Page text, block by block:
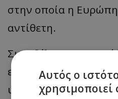
στην οποία η Ευρώπη
αντίθετη.
Συναδέλφισσες,
εργασιακές συνθήκες
υποχρεώνουν να
Αυτός ο
χρησιμοποιεί